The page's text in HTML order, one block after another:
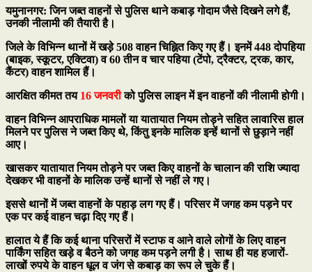
यमुनानगर: जिन जब्त वाहनों से पुलिस थाने कबाड़ गोदाम जैसे दिखने लगे हैं,
उनकी नीलामी की तैयारी है।
जिले के विभिन्न थानों में खड़े 508 वाहन चिह्नित किए गए हैं। इनमें 448 दोपहिया
(बाइक, स्कूटर, एक्टिवा) व 60 तीन व चार पहिया (टेंपो, ट्रैक्टर, ट्रक, कार,
कैंटर) वाहन शामिल हैं।
आरक्षित कीमत तय 16 जनवरीको पुलिस लाइन में इन वाहनों की नीलामी होगी।
वाहन विभिन्न आपराधिक मामलों या यातायात नियम तोड़ने सहित लावारिस हाल
मिलने पर पुलिस ने जब्त किए थे, किंतु इनके मालिक इन्हें थानों से छुड़ाने नहीं
आए।
खासकर यातायात नियम तोड़ने पर जब्त किए वाहनों के चालान की राशि ज्यादा
देखकर भी वाहनों के मालिक उन्हें थानों से नहीं ले गए।
इससे थानों में जब्त वाहनों के पहाड़ लग गए हैं। परिसर में जगह कम पड़ने पर
एक पर कई वाहन चढ़ा दिए गए हैं।
हालात ये हैं कि कई थाना परिसरों में स्टाफ व आने वाले लोगों के लिए वाहन
पार्किंग सहित खड़े व बैठने को जगह कम पड़ने लगी है। साथ ही यह हजारों-
लाखों रुपये के वाहन धूल व जंग से कबाड़ का रूप ले चुके हैंं।